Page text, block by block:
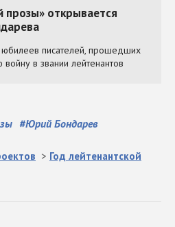
#Юрий Бондарев
> Год лейтенантской